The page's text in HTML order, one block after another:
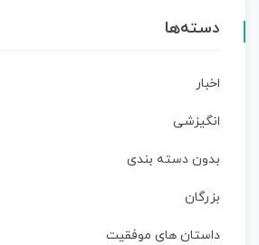
دسته‌ها
اخبار
انگیزشی
بدون دسته بندی
بزرگان
داستان‌ های موفقیت